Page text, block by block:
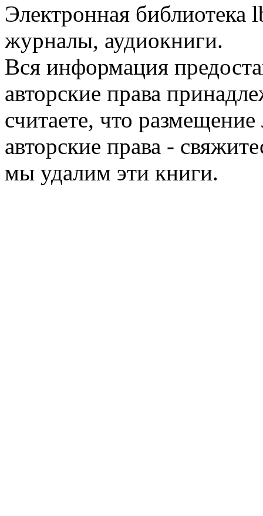
Электронная библиотека
журналы, аудиокниги.
Вся информация
авторские права
считаете, что
авторские права -
мы удалим эти книги.